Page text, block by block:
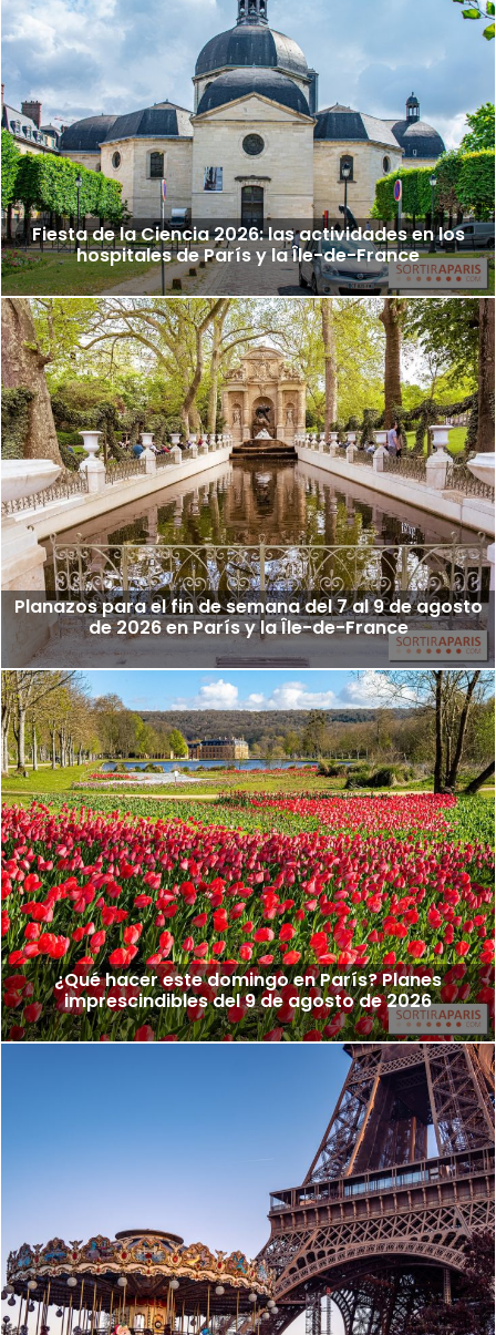
Fiesta de la Ciencia 2026: las actividades en los
hospitales de París y la Île-de-France
Planazos para el fin de semana del 7 al 9 de agosto
de 2026 en París y la Île-de-France
¿Qué hacer este domingo en París? Planes
imprescindibles del 9 de agosto de 2026